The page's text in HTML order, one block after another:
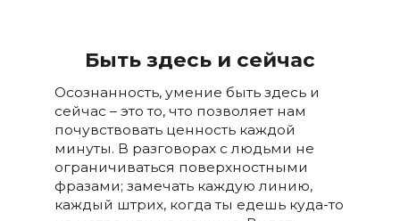
Быть здесь и сейчас
Осознанность, умение быть здесь и
сейчас – это то, что позволяет нам
почувствовать ценность каждой
минуты. В разговорах с людьми не
ограничиваться поверхностными
фразами; замечать каждую линию,
каждый штрих, когда ты едешь куда-то